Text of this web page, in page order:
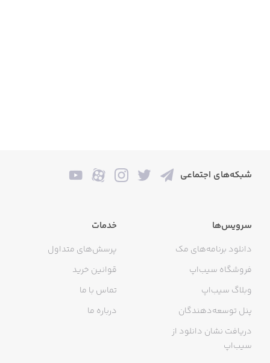
شبکه‌های اجتماعی
سرویس‌ها
دانلود برنامه‌های مک
فروشگاه سیب‌اپ
وبلاگ سیب‌اپ
پنل توسعه‌دهندگان
دریافت نشان دانلود از
سیب‌اپ
خدمات
پرسش‌های متداول
قوانین خرید
تماس با ما
درباره ما